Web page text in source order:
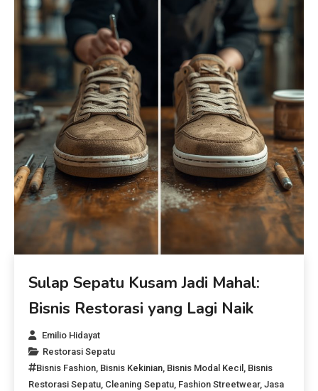
Sulap Sepatu Kusam Jadi Mahal:
Bisnis Restorasi yang Lagi Naik
Emilio Hidayat
Restorasi Sepatu
Bisnis Fashion, Bisnis Kekinian, Bisnis Modal Kecil , Bisnis
Restorasi Sepatu, Cleaning Sepatu, Fashion Streetwear,Jasa